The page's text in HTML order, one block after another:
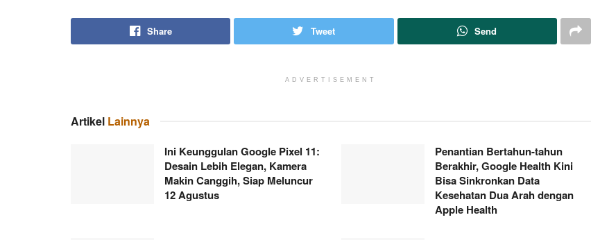
Share Tweet Send
ADVERTISEMENT
Artikel Lainnya
Ini Keunggulan Google Pixel 11:
Desain Lebih Elegan, Kamera
Makin Canggih, Siap Meluncur
12 Agustus
Penantian Bertahun-tahun
Berakhir, Google Health Kini
Bisa Sinkronkan Data
Kesehatan Dua Arah dengan
Apple Health